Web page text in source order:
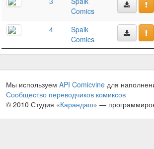
Comics
4
Spaik
Comics
Мы используем API Comicvine для
Сообщество переводчиков комиксов
© 2010 Студия «Карандаш» —